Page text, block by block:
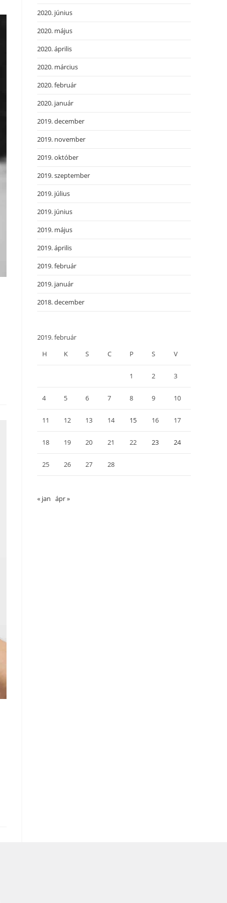
2020. június
2020. május
2020. április
2020. március
2020. február
2020. január
2019. december
2019. november
2019. október
2019. szeptember
2019. július
2019. június
2019. május
2019. április
2019. február
2019. január
2018. december
2019. február
H
K S C P S V
1 2 3
4 5 6 7 8 9 10
11 12 13 14 15 16 17
18 19 20 21 22 23 24
25 26 27 28
« jan ápr »